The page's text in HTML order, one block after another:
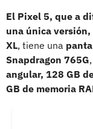
El Pixel 5, que a
una única
XL, tiene una
Snapdragon 765G
angular, 128 GB
GB de memoria